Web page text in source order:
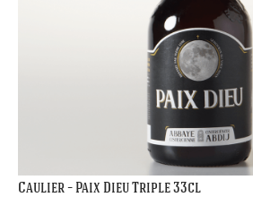
Caulier – Paix Dieu Triple 33cl